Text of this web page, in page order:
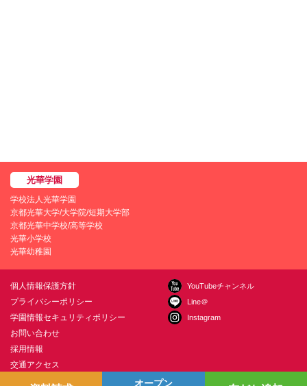
学校法人光華学園
京都光華大学/大学院/短期大学部
京都光華中学校/高等学校
光華小学校
光華幼稚園
個人情報保護方針
プライバシーポリシー
学園情報セキュリティポリシー
お問い合わせ
採用情報
交通アクセス
YouTubeチャンネル
Line＠
Instagram
オープン